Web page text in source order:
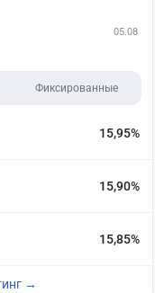
05.08
Фиксированные
15,95%
15,90%
15,85%
→